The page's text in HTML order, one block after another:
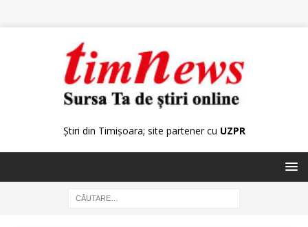
Știri din Timișoara; site partener cu UZPR